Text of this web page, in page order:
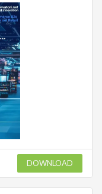
DOWNLOAD